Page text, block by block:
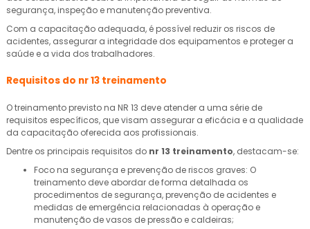
segurança, inspeção e manutenção preventiva.
Com a capacitação adequada, é possível reduzir os riscos de
acidentes, assegurar a integridade dos equipamentos e proteger a
saúde e a vida dos trabalhadores.
Requisitos do nr 13 treinamento
O treinamento previsto na NR 13 deve atender a uma série de
requisitos específicos, que visam assegurar a eficácia e a qualidade
da capacitação oferecida aos profissionais.
Dentre os principais requisitos do nr 13 treinamento, destacam-se:
Foco na segurança e prevenção de riscos graves: O
treinamento deve abordar de forma detalhada os
procedimentos de segurança, prevenção de acidentes e
medidas de emergência relacionadas à operação e
manutenção de vasos de pressão e caldeiras;